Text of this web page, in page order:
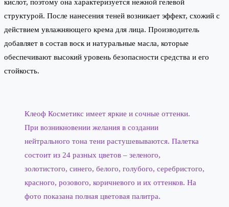
кислот, поэтому она характеризуется нежной гелевой
структурой. После нанесения теней возникает эффект, схожий с
действием увлажняющего крема для лица. Производитель
добавляет в состав воск и натуральные масла, которые
обеспечивают высокий уровень безопасности средства и его
стойкость.
Клеоф Косметикс имеет яркие и сочные оттенки.
При возникновении желания в создании
нейтрального тона тени растушевываются. Палетка
состоит из 24 разных цветов – зеленого,
золотистого, синего, белого, голубого, серебристого,
красного, розового, коричневого и их оттенков. На
фото показана полная цветовая палитра.